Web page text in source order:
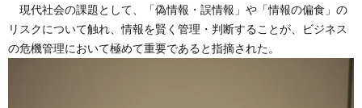
現代社会の課題として、「偽情報・誤情報」や「情報の偏食」の
リスクについて触れ、情報を賢く管理・判断することが、ビジネス
の危機管理において極めて重要であると指摘された。